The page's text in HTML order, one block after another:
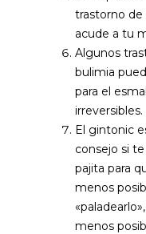
trastorno
acude a tu
Algunos
bulimia
para el
irreversibles.
El gintonic
consejo si
pajita para
menos
menos